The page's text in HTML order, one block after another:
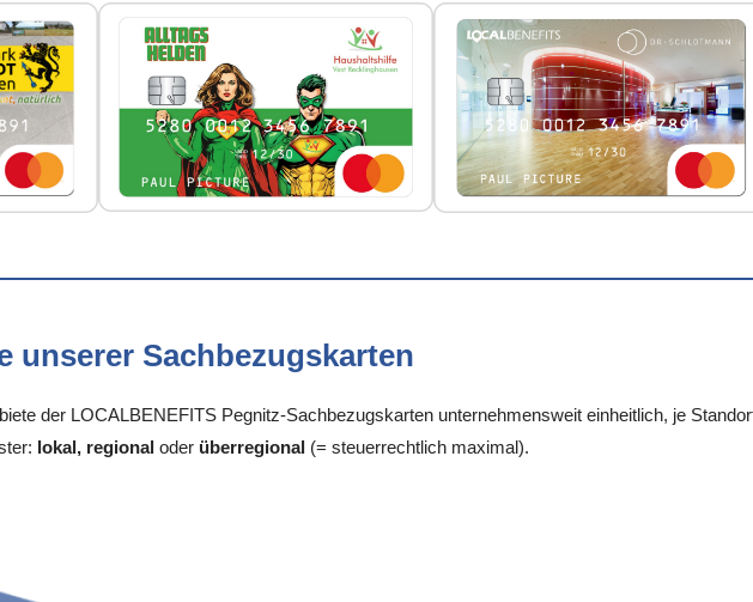
unserer Sachbezugskarten
der LOCALBENEFITS Pegnitz-Sachbezugskarten unternehmensweit einheitlich, je
lokal, regional oder überregional (= steuerrechtlich maximal).